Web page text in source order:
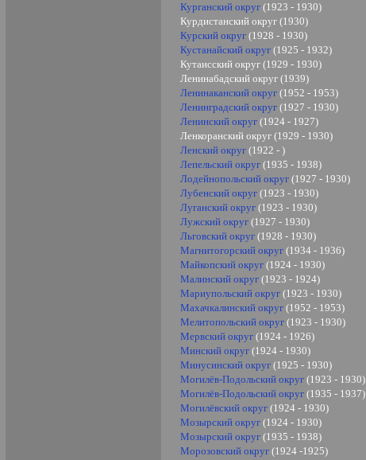
Курганский округ (1923 - 1930)
Курдистанский округ (1930)
Курский округ (1928 - 1930)
Кустанайский округ (1925 - 1932)
Кутаисский округ (1929 - 1930)
Ленинабадский округ (1939)
Ленинаканский округ (1952 - 1953)
Ленинградский округ (1927 - 1930)
Ленинский округ (1924 - 1927)
Ленкоранский округ (1929 - 1930)
Ленский округ (1922 - )
Лепельский округ (1935 - 1938)
Лодейнопольский округ (1927 - 1930)
Лубенский округ (1923 - 1930)
Луганский округ (1923 - 1930)
Лужский округ (1927 - 1930)
Льговский округ (1928 - 1930)
Магнитогорский округ (1934 - 1936)
Майкопский округ (1924 - 1930)
Малинский округ (1923 - 1924)
Мариупольский округ (1923 - 1930)
Махачкалинский округ (1952 - 1953)
Мелитопольский округ (1923 - 1930)
Мервский округ (1924 - 1926)
Минский округ (1924 - 1930)
Минусинский округ (1925 - 1930)
Могилёв-Подольский округ (1923 - 1930)
Могилёв-Подольский округ (1935 - 1937)
Могилёвский округ (1924 - 1930)
Мозырский округ (1924 - 1930)
Мозырский округ (1935 - 1938)
Морозовский округ (1924 -1925)